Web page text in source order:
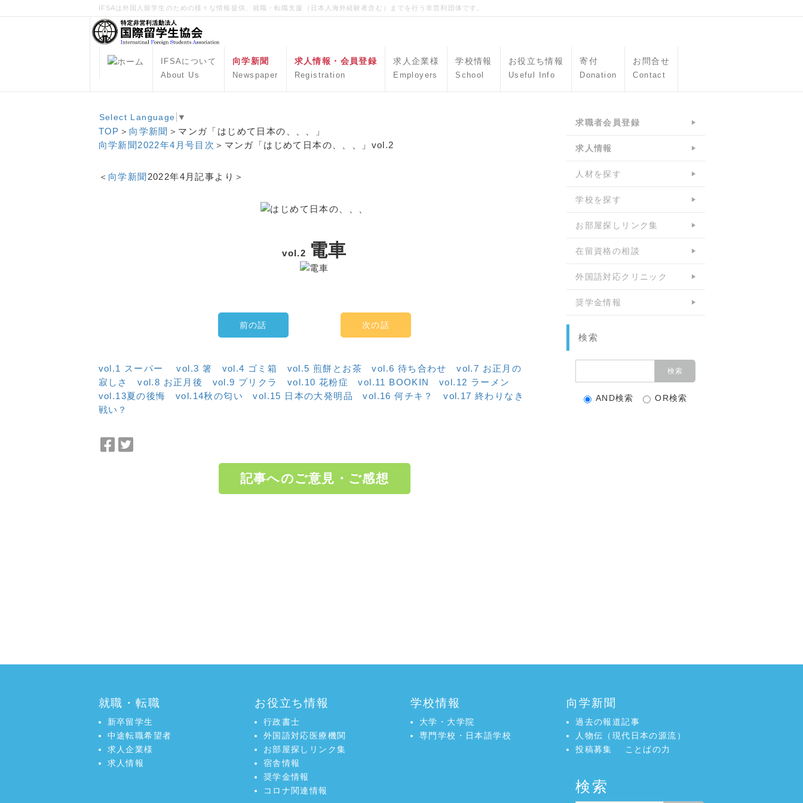
IFSAは外国人留学生のための様々な情報提供、就職・転職支援（日本人海外経験者含む）までを行う非営利団体です。
IFSAについて
About Us
向学新聞
Newspaper
求人情報・会員登録
Registration
求人企業様
Employers
学校情報
School
お役立ち情報
Useful Info
寄付
Donation
お問合せ
Contact
Select Language ▼
TOP ＞ 向学新聞 ＞マンガ「はじめて日本の、、、」
向学新聞2022年4月号目次 ＞マンガ「はじめて日本の、、、」vol.2
＜ 向学新聞 2022年4月記事より＞
vol.2 電車
前の話 次の話
vol.1 スーパー vol.3 箸 vol.4 ゴミ箱 vol.5 煎餅とお茶 vol.6 待ち合わせ
vol.7 お正月の
寂しさ
vol.8 お正月後 vol.9 プリクラ vol.10 花粉症 vol.11 BOOKIN
vol.12 ラーメン
vol.13夏の後悔
vol.14秋の匂い vol.15 日本の大発明品 vol.16 何チキ？
vol.17 終わりなき
戦い？
Facebook
記事へのご意見・ご感想
求職者会員登録
求人情報
人材を探す
学校を探す
お部屋探しリンク集
在留資格の相談
外国語対応クリニック
奨学金情報
検索
AND検索 OR検索
就職・転職
新卒留学生
中途転職希望者
求人企業様
求人情報
お役立ち情報
行政書士
外国語対応医療機関
お部屋探しリンク集
宿舎情報
奨学金情報
コロナ関連情報
学校情報
大学・大学院
専門学校・日本語学校
向学新聞
過去の報道記事
人物伝（現代日本の源流）
投稿募集
ことばの力
検索